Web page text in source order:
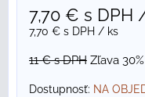
7,70 € s DPH
7,70 € s DPH / ks
11 €s DPH Zľava 30%
Dostupnosť: NA